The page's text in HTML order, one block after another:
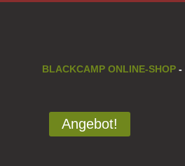
BLACKCAMP ONLINE-SHOP -
Angebot!